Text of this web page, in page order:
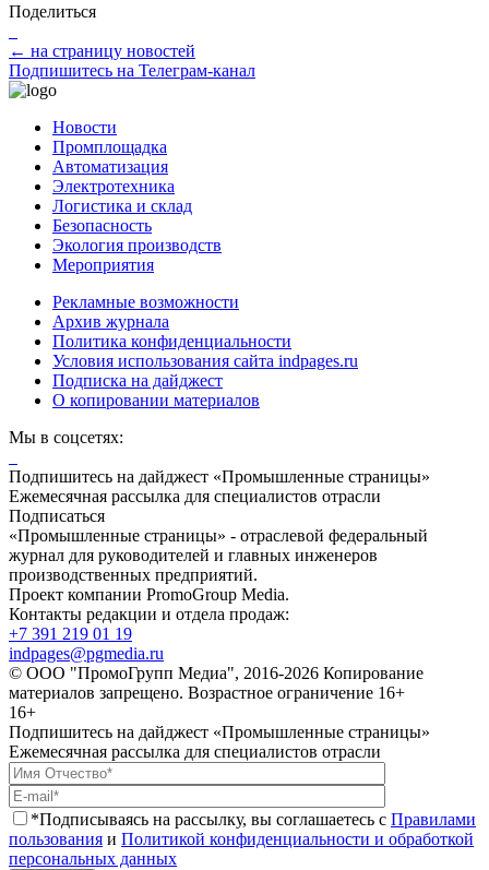
Поделиться
← на страницу новостей
Подпишитесь на Телеграм-канал
Новости
Промплощадка
Автоматизация
Электротехника
Логистика и склад
Безопасность
Экология производств
Мероприятия
Рекламные возможности
Архив журнала
Политика конфиденциальности
Условия использования сайта indpages.ru
Подписка на дайджест
О копировании материалов
Мы в соцсетях:
Подпишитесь на дайджест «Промышленные страницы»
Ежемесячная рассылка для специалистов отрасли
Подписаться
«Промышленные страницы» - отраслевой федеральный
журнал для руководителей и главных инженеров
производственных предприятий.
Проект компании PromoGroup Media.
Контакты редакции и отдела продаж:
+7 391 219 01 19
indpages@pgmedia.ru
© ООО "ПромоГрупп Медиа", 2016-2026 Копирование
материалов запрещено. Возрастное ограничение 16+
16+
Подпишитесь на дайджест «Промышленные страницы»
Ежемесячная рассылка для специалистов отрасли
*Подписываясь на рассылку, вы соглашаетесь с Правилами
пользования и Политикой конфиденциальности и обработкой
персональных данных